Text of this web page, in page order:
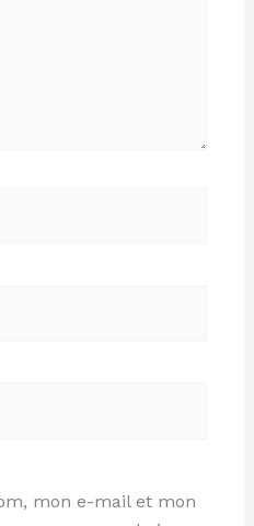
mon e-mail et mon